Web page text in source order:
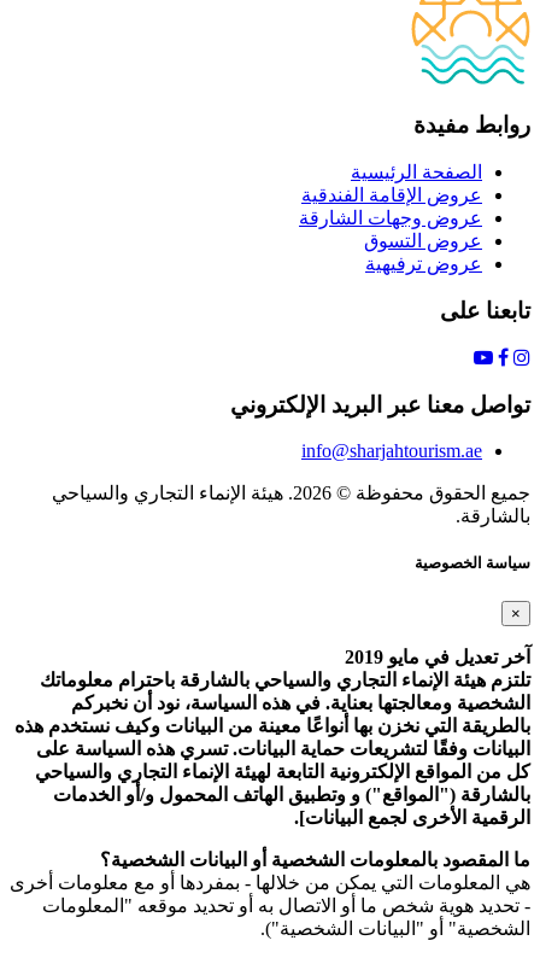
روابط مفيدة
الصفحة الرئيسية
عروض الإقامة الفندقية
عروض وجهات الشارقة
عروض التسوق
عروض ترفيهية
تابعنا على
تواصل معنا عبر البريد الإلكتروني
info@sharjahtourism.ae
جميع الحقوق محفوظة © 2026. هيئة الإنماء التجاري والسياحي
بالشارقة.
سياسة الخصوصية
×
آخر تعديل في مايو 2019
تلتزم هيئة الإنماء التجاري والسياحي بالشارقة باحترام معلوماتك
الشخصية ومعالجتها بعناية. في هذه السياسة، نود أن نخبركم
بالطريقة التي نخزن بها أنواعًا معينة من البيانات وكيف نستخدم هذه
البيانات وفقًا لتشريعات حماية البيانات. تسري هذه السياسة على
كل من المواقع الإلكترونية التابعة لهيئة الإنماء التجاري والسياحي
بالشارقة ("المواقع") و وتطبيق الهاتف المحمول و/أو الخدمات
الرقمية الأخرى لجمع البيانات].
ما المقصود بالمعلومات الشخصية أو البيانات الشخصية؟
هي المعلومات التي يمكن من خلالها - بمفردها أو مع معلومات أخرى
- تحديد هوية شخص ما أو الاتصال به أو تحديد موقعه "المعلومات
الشخصية" أو "البيانات الشخصية").